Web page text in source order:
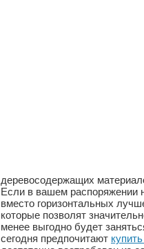
деревосодержащих
Если в вашем распоряжении
вместо горизонтальных
которые позволят
менее выгодно будет
сегодня предпочитают